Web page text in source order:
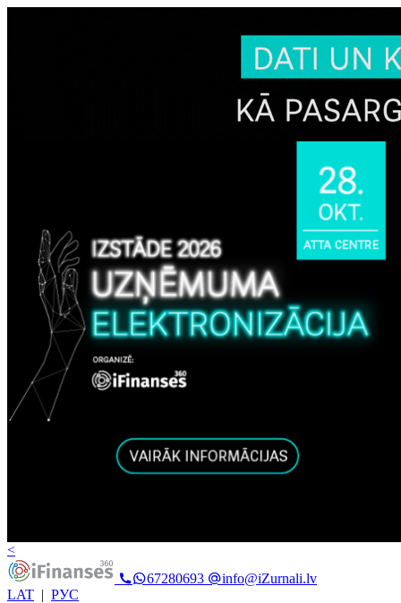
<
67280693
info@iZurnali.lv
LAT | РУС